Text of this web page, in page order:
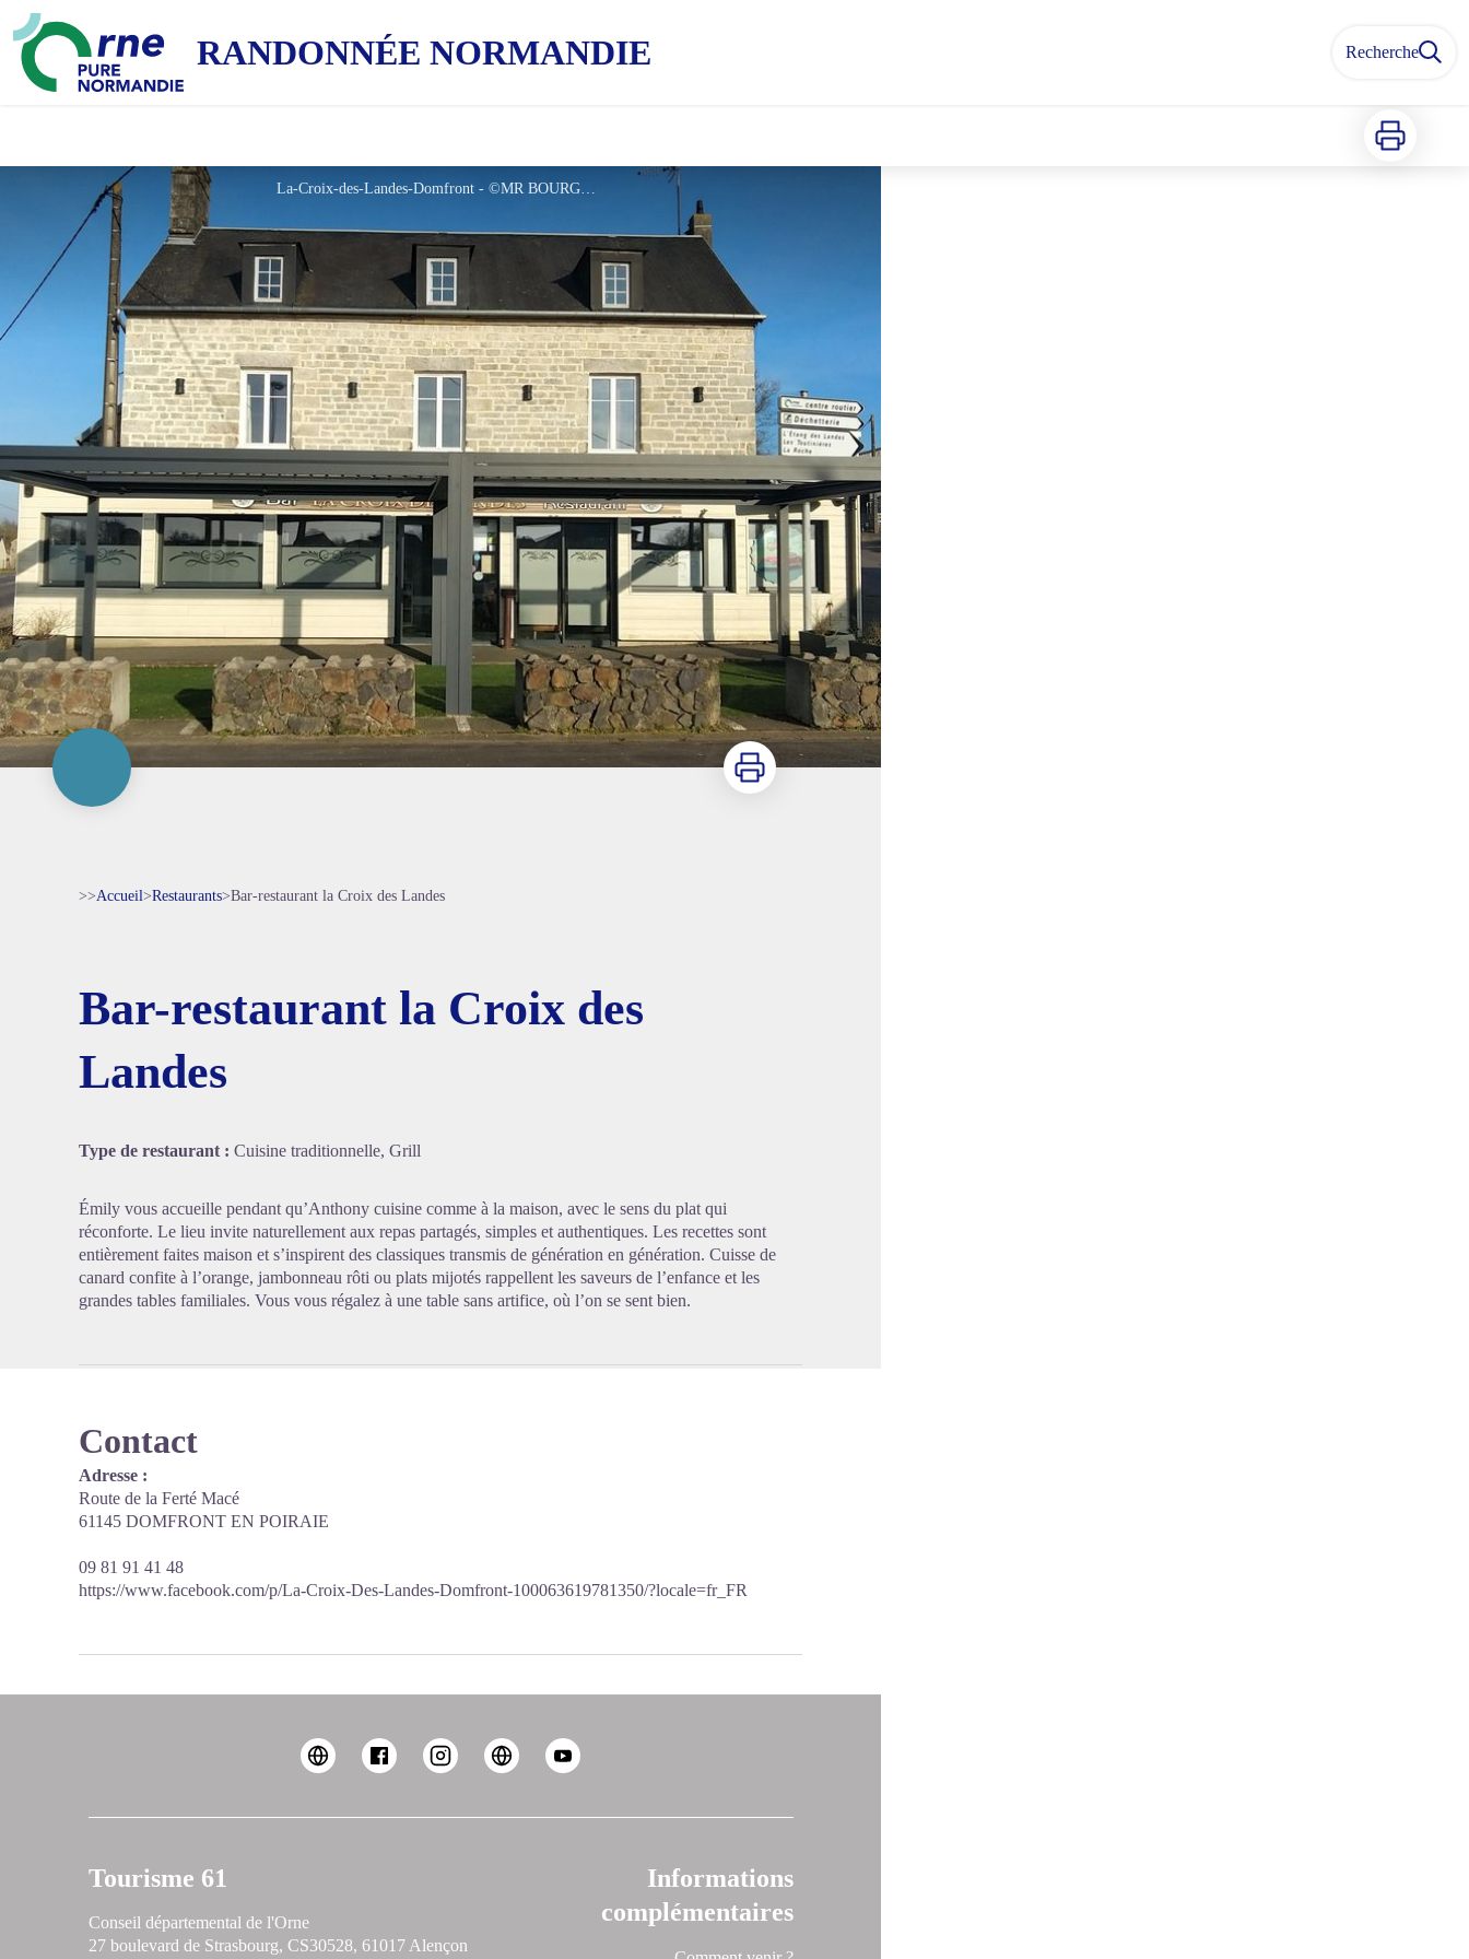
RANDONNÉE NORMANDIE Recherche
Imprimer
La-Croix-des-Landes-Domfront - ©MR BOURGAIN
Imprimer
>>Accueil>Restaurants>Bar-restaurant la Croix des Landes
Bar-restaurant la Croix des
Landes
Type de restaurant : Cuisine traditionnelle, Grill
Émily vous accueille pendant qu’Anthony cuisine comme à la maison, avec le sens du plat qui
réconforte. Le lieu invite naturellement aux repas partagés, simples et authentiques. Les recettes sont
entièrement faites maison et s’inspirent des classiques transmis de génération en génération. Cuisse de
canard confite à l’orange, jambonneau rôti ou plats mijotés rappellent les saveurs de l’enfance et les
grandes tables familiales. Vous vous régalez à une table sans artifice, où l’on se sent bien.
Contact
Adresse :
Route de la Ferté Macé
61145 DOMFRONT EN POIRAIE
09 81 91 41 48
https://www.facebook.com/p/La-Croix-Des-Landes-Domfront-100063619781350/?locale=fr_FR
Tourisme 61
Conseil départemental de l'Orne
27 boulevard de Strasbourg, CS30528, 61017 Alençon
Informations
complémentaires